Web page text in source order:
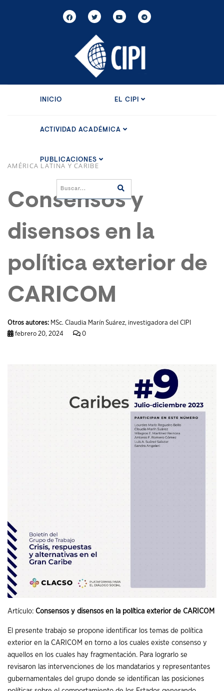
INICIO EL CIPI
ACTIVIDAD ACADÉMICA
PUBLICACIONES
AMÉRICA LATINA Y CARIBE
Consensos y
disensos en la
política exterior de
CARICOM
Otros autores: MSc. Claudia Marín Suárez, investigadora del CIPI
febrero 20, 2024
0
Artículo: Consensos y disensos en la política exterior de CARICOM
El presente trabajo se propone identificar los temas de política
exterior en la CARICOM en torno a los cuales existe consenso y
aquellos en los cuales hay fragmentación. Para lograrlo se
revisaron las intervenciones de los mandatarios y representantes
gubernamentales del grupo donde se identifican las posiciones